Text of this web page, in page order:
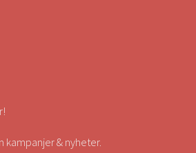
kampanjer & nyheter.